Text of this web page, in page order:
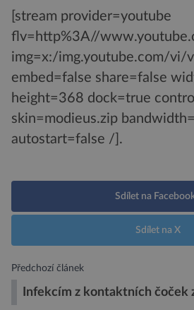
[stream provider=youtube
flv=http%3A//
img=x:/img.youtube.com/vi/
embed=false share=false
height=368 dock=true
skin=modieus.zip
autostart=false /].
Sdílet na
Sdílet na X
Předchozí článek
Infekcím z kontaktních čoček